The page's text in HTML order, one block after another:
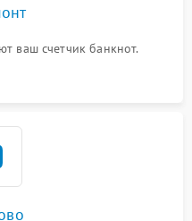
ваш счетчик банкнот.